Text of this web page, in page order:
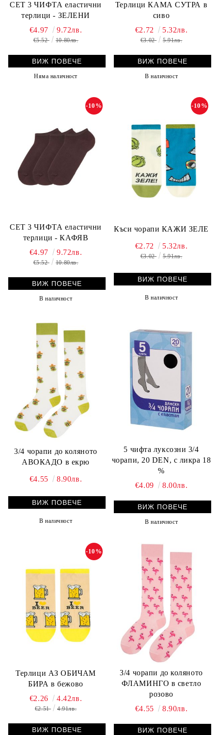
СЕТ 3 ЧИФТА еластични
терлици - ЗЕЛЕНИ
€4.97
9.72лв.
€5.52 10.80лв.
ВИЖ ПОВЕЧЕ
Няма наличност
Терлици КАМА СУТРА в
сиво
€2.72
5.32лв.
€3.02 5.91лв.
ВИЖ ПОВЕЧЕ
В наличност
СЕТ 3 ЧИФТА еластични
терлици - КАФЯВ
-10%
€4.97 9.72лв.
€5.52 10.80лв.
ВИЖ ПОВЕЧЕ
В наличност
Къси чорапи КАЖИ ЗЕЛЕ
-10%
€2.72 5.32лв.
€3.02 5.91лв.
ВИЖ ПОВЕЧЕ
В наличност
3/4 чорапи до коляното
АВОКАДО в екрю
€4.55 8.90лв.
ВИЖ ПОВЕЧЕ
В наличност
5 чифта луксозни 3/4
чорапи, 20 DEN, с ликра 18
%
€4.09
8.00лв.
ВИЖ ПОВЕЧЕ
В наличност
Терлици АЗ ОБИЧАМ
БИРА в бежово
-10%
€2.26 4.42лв.
€2.51 4.91лв.
ВИЖ ПОВЕЧЕ
3/4 чорапи до коляното
ФЛАМИНГО в светло
розово
€4.55
8.90лв.
ВИЖ ПОВЕЧЕ